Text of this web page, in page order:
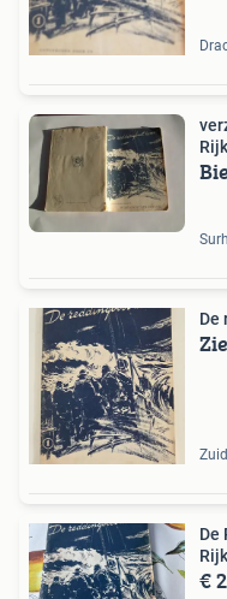
De
De
€